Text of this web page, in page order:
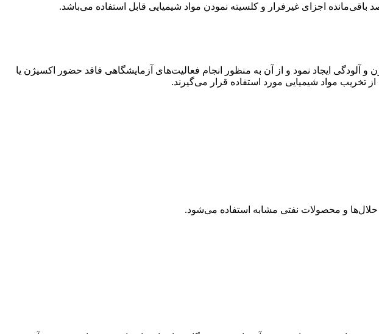
باقی‌مانده اجزای غیرفرار و کلسیته نمودن مواد شیمیایی قابل استفاده می‌باشد.
ایجاد نمود و از آن به منظور انجام فعالیت‌های آزمایشگاهی فاقد حضور اکسیژن یا
تخریب مواد شیمیایی مورد استفاده قرار می‌گیرند.
حلال‌ها و محصولات نفتی مشابه استفاده می‌شود.